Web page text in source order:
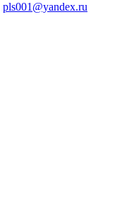
pls001@yandex.ru